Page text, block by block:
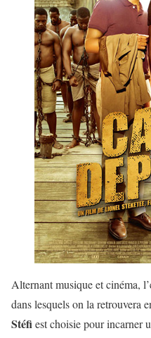
Alternant musique et cinéma,
dans lesquels on la retrouvera
Stéfiest choisie pour incarner